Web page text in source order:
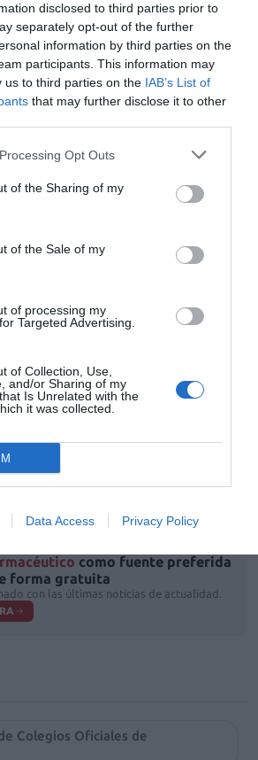
disclosed to third parties prior to
separately opt-out of the further
information by third parties on the
participants. This information may
us to third parties on the IAB’s List of
that may further disclose it to other
Opt Outs
of the Sharing of my
of the Sale of my
of processing my
Targeted Advertising.
of Collection, Use,
and/or Sharing of my
Is Unrelated with the
it was collected.
Data Access Privacy Policy
que utilizaba, y un 48%
Además, los resultados del
farmacoterapéutico desvelaron
de los pacientes incluidos
y de ellos la cuarta parte no
el farmacéutico intervino incidiendo
dietéticas necesarias, en el
sanitaria. Además, se
negativos asociados a la
fundamentalmente por falta de
La intervención del
en su patología.
negativos asociados a la
al paciente al médico,
colaboración con el equipo
para alcanzar
de los tratamientos,
el servicio de seguimiento
a los pacientes.
como fuente preferida
forma gratuita
con las últimas noticias de actualidad.
Colegios Oficiales de